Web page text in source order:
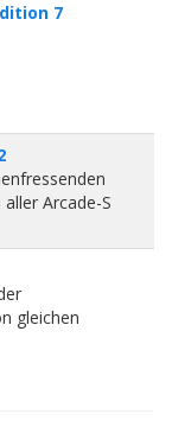
7
Arcade-S
gleichen